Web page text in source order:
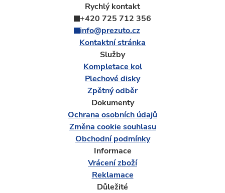
Rychlý kontakt
+420 725 712 356
info@prezuto.cz
Kontaktní stránka
Služby
Kompletace kol
Plechové disky
Zpětný odběr
Dokumenty
Ochrana osobních údajů
Změna cookie souhlasu
Obchodní podmínky
Informace
Vrácení zboží
Reklamace
Důležité